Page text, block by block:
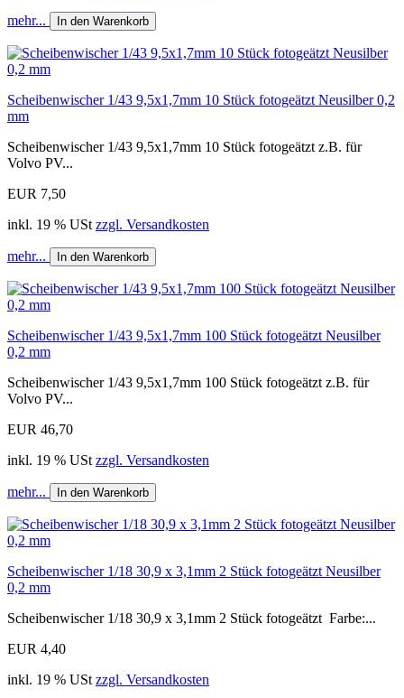
mehr... In den Warenkorb
Scheibenwischer 1/43 9,5x1,7mm 10 Stück fotogeätzt Neusilber 0,2
mm
Scheibenwischer 1/43 9,5x1,7mm 10 Stück fotogeätzt z.B. für
Volvo PV...
EUR 7,50
inkl. 19 % USt zzgl. Versandkosten
mehr... In den Warenkorb
Scheibenwischer 1/43 9,5x1,7mm 100 Stück fotogeätzt Neusilber
0,2 mm
Scheibenwischer 1/43 9,5x1,7mm 100 Stück fotogeätzt z.B. für
Volvo PV...
EUR 46,70
inkl. 19 % USt zzgl. Versandkosten
mehr... In den Warenkorb
Scheibenwischer 1/18 30,9 x 3,1mm 2 Stück fotogeätzt Neusilber
0,2 mm
Scheibenwischer 1/18 30,9 x 3,1mm 2 Stück fotogeätzt Farbe:...
EUR 4,40
inkl. 19 % USt zzgl. Versandkosten